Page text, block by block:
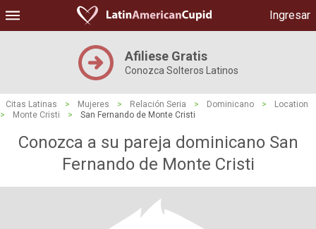
Ingresar
Afiliese Gratis
Conozca Solteros Latinos
Citas Latinas > Mujeres > Relación Seria > Dominicano >
Location
>
Monte Cristi > San Fernando de Monte Cristi
Conozca a su pareja dominicano San
Fernando de Monte Cristi